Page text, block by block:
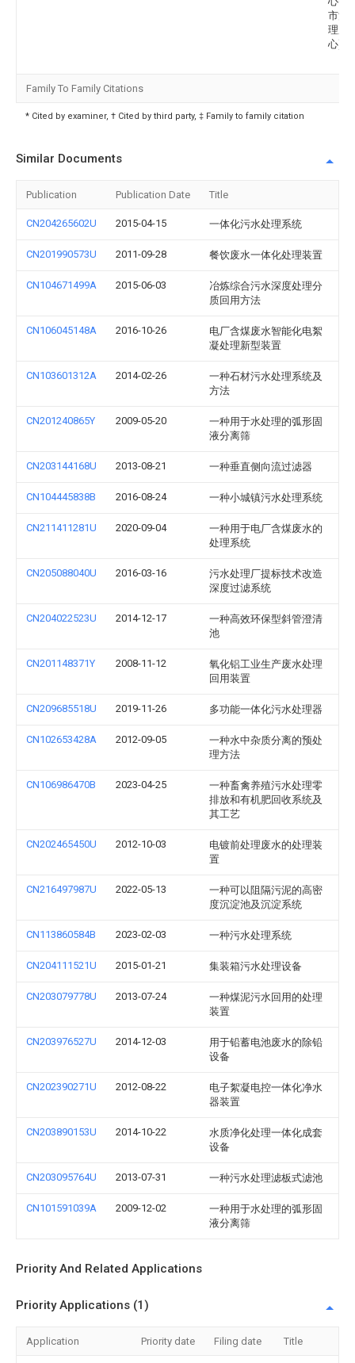
市污
理服
心)
Family To Family Citations
* Cited by examiner, † Cited by third party, ‡ Family to family citation
Similar Documents
Publication Publication Date Title
CN204265602U 2015-04-15 一体化污水处理系统
CN201990573U 2011-09-28 餐饮废水一体化处理装置
CN104671499A 2015-06-03
冶炼综合污水深度处理分
质回用方法
CN106045148A 2016-10-26
电厂含煤废水智能化电絮
凝处理新型装置
CN103601312A 2014-02-26
一种石材污水处理系统及
方法
CN201240865Y 2009-05-20
一种用于水处理的弧形固
液分离筛
CN203144168U 2013-08-21 一种垂直侧向流过滤器
CN104445838B 2016-08-24 一种小城镇污水处理系统
CN211411281U 2020-09-04
一种用于电厂含煤废水的
处理系统
CN205088040U 2016-03-16
污水处理厂提标技术改造
深度过滤系统
CN204022523U 2014-12-17
一种高效环保型斜管澄清
池
CN201148371Y 2008-11-12
氧化铝工业生产废水处理
回用装置
CN209685518U 2019-11-26 多功能一体化污水处理器
CN102653428A 2012-09-05
一种水中杂质分离的预处
理方法
CN106986470B 2023-04-25
一种畜禽养殖污水处理零
排放和有机肥回收系统及
其工艺
CN202465450U 2012-10-03
电镀前处理废水的处理装
置
CN216497987U 2022-05-13
一种可以阻隔污泥的高密
度沉淀池及沉淀系统
CN113860584B 2023-02-03 一种污水处理系统
CN204111521U 2015-01-21 集装箱污水处理设备
CN203079778U 2013-07-24
一种煤泥污水回用的处理
装置
CN203976527U 2014-12-03
用于铅蓄电池废水的除铅
设备
CN202390271U 2012-08-22
电子絮凝电控一体化净水
器装置
CN203890153U 2014-10-22
水质净化处理一体化成套
设备
CN203095764U 2013-07-31 一种污水处理滤板式滤池
CN101591039A 2009-12-02
一种用于水处理的弧形固
液分离筛
Priority And Related Applications
Priority Applications (1)
Application Priority date Filing date Title